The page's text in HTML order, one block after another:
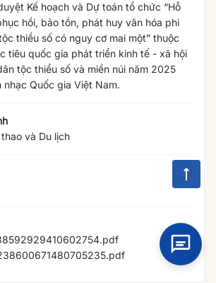
Kế hoạch và Dự toán tổ chức “Hỗ
hồi, bảo tồn, phát huy văn hóa phi
thiểu số có nguy cơ mai một” thuộc
tiêu quốc gia phát triển kinh tế - xã hội
tộc thiểu số và miền núi năm 2025
nhạc Quốc gia Việt Nam.
và Du lịch